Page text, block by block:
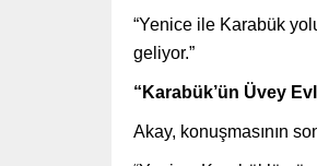
“Yenice ile Karabük
geliyor.”
“Karabük’ün Üvey
Akay, konuşmasının